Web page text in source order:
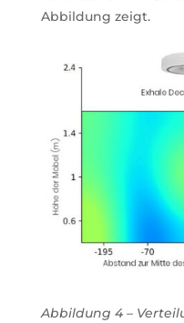
Abbildung zeigt.
Abbildung 4 –